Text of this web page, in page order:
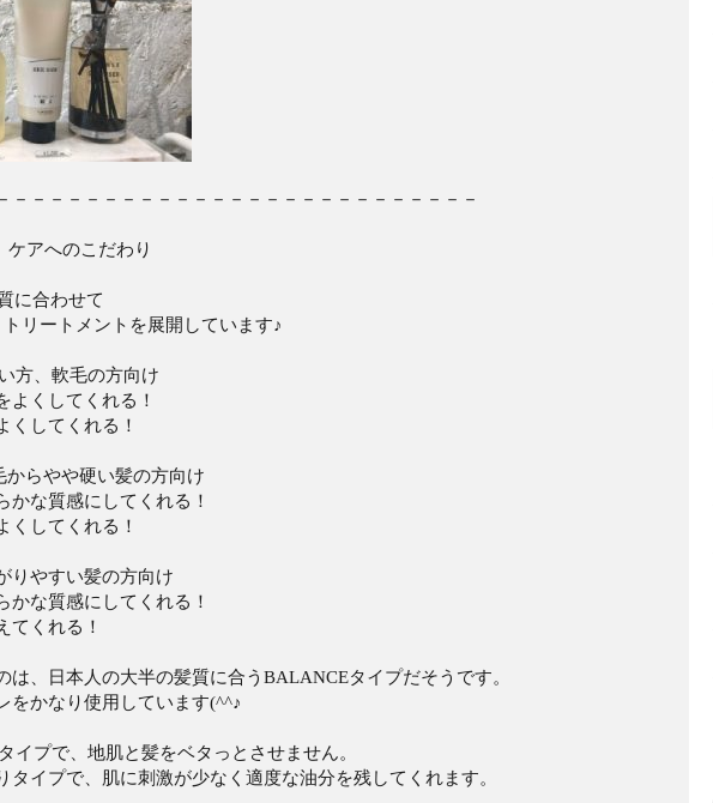
－－－－－－－－－－－－－－－－－－－－－－－－－－
ケアへのこだわり
に合わせて
リートメントを展開しています♪
方、軟毛の方向け
くしてくれる！
くしてくれる！
らやや硬い髪の方向け
な質感にしてくれる！
くしてくれる！
やすい髪の方向け
な質感にしてくれる！
てくれる！
は、日本人の大半の髪質に合うBALANCEタイプだそうです。
をかなり使用しています(^^♪
イプで、地肌と髪をベタっとさせません。
タイプで、肌に刺激が少なく適度な油分を残してくれます。